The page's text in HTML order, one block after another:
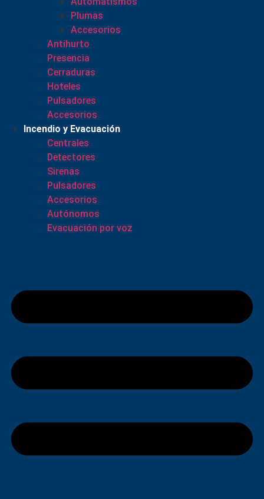
Plumas
Accesorios
Antihurto
Presencia
Cerraduras
Hoteles
Pulsadores
Accesorios
Incendio y Evacuación
Centrales
Detectores
Sirenas
Pulsadores
Accesorios
Autónomos
Evacuación por voz